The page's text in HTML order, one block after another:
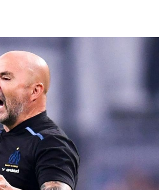
DIM 30 AOÛT